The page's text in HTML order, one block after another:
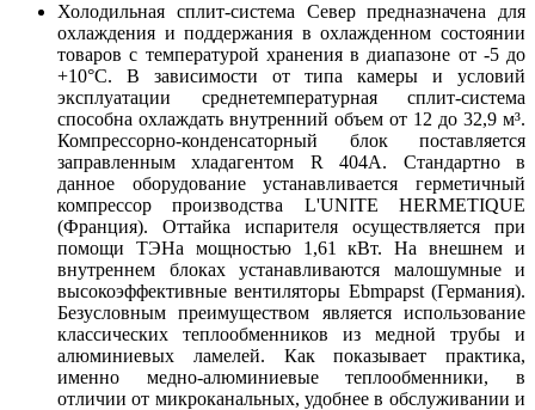
Холодильная сплит-система Север предназначена для
охлаждения и поддержания в охлажденном состоянии
товаров с температурой хранения в диапазоне от -5 до
+10°С. В зависимости от типа камеры и условий
эксплуатации среднетемпературная сплит-система
способна охлаждать внутренний объем от 12 до 32,9 м³.
Компрессорно-конденсаторный блок поставляется
заправленным хладагентом R 404А. Стандартно в
данное оборудование устанавливается герметичный
компрессор производства L'UNITE HERMETIQUE
(Франция). Оттайка испарителя осуществляется при
помощи ТЭНа мощностью 1,61 кВт. На внешнем и
внутреннем блоках устанавливаются малошумные и
высокоэффективные вентиляторы Ebmpapst (Германия).
Безусловным преимуществом является использование
классических теплообменников из медной трубы и
алюминиевых ламелей. Как показывает практика,
именно медно-алюминиевые теплообменники, в
отличии от микроканальных, удобнее в обслуживании и